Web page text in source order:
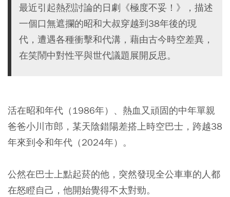
最近引起熱烈討論的日劇《極度不妥！》，描述
一個口無遮攔的昭和大叔穿越到38年後的現
代，遭遇各種衝擊和代溝，藉由古今時空差異，
在笑鬧中對性平與世代議題展開反思。
活在昭和年代（1986年）、熱血又頑固的中年單親
爸爸小川市郎，某天陰錯陽差搭上時空巴士，跨越38
年來到令和年代（2024年）。
公然在巴士上點起菸的他，突然發現全公車車的人都
在怒瞪自己，他開始覺得不太對勁。